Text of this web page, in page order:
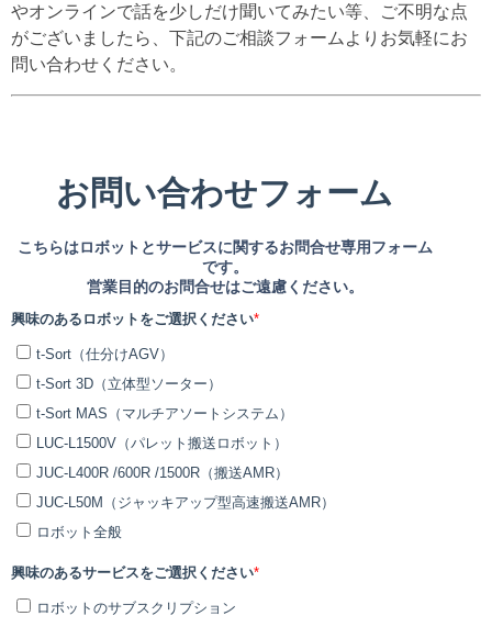
やオンラインで話を少しだけ聞いてみたい等、ご不明な点
がございましたら、下記のご相談フォームよりお気軽にお
問い合わせください。